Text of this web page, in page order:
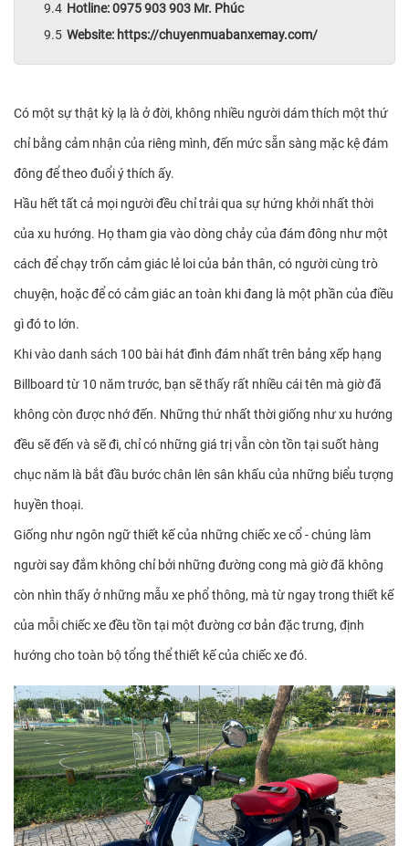
Hotline: 0975 903 903 Mr. Phúc
Website: https://chuyenmuabanxemay.com/
Có một sự thật kỳ lạ là ở đời, không nhiều người dám thích một thứ
chỉ bằng cảm nhận của riêng mình, đến mức sẵn sàng mặc kệ đám
đông để theo đuổi ý thích ấy.
Hầu hết tất cả mọi người đều chỉ trải qua sự hứng khởi nhất thời
của xu hướng. Họ tham gia vào dòng chảy của đám đông như một
cách để chạy trốn cảm giác lẻ loi của bản thân, có người cùng trò
chuyện, hoặc để có cảm giác an toàn khi đang là một phần của điều
gì đó to lớn.
Khi vào danh sách 100 bài hát đình đám nhất trên bảng xếp hạng
Billboard từ 10 năm trước, bạn sẽ thấy rất nhiều cái tên mà giờ đã
không còn được nhớ đến. Những thứ nhất thời giống như xu hướng
đều sẽ đến và sẽ đi, chỉ có những giá trị vẫn còn tồn tại suốt hàng
chục năm là bắt đầu bước chân lên sân khấu của những biểu tượng
huyền thoại.
Giống như ngôn ngữ thiết kế của những chiếc xe cổ - chúng làm
người say đắm không chỉ bởi những đường cong mà giờ đã không
còn nhìn thấy ở những mẫu xe phổ thông, mà từ ngay trong thiết kế
của mỗi chiếc xe đều tồn tại một đường cơ bản đặc trưng, định
hướng cho toàn bộ tổng thể thiết kế của chiếc xe đó.